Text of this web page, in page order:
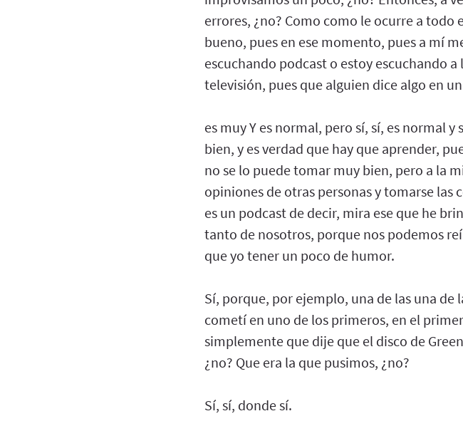
errores, ¿no? Como como le ocurre a todo
bueno, pues en ese momento, pues a mí
escuchando podcast o estoy escuchando
televisión, pues que alguien dice algo en
es muy Y es normal, pero sí, sí, es normal
bien, y es verdad que hay que aprender,
no se lo puede tomar muy bien, pero a la
opiniones de otras personas y tomarse las
es un podcast de decir, mira ese que he
tanto de nosotros, porque nos podemos
que yo tener un poco de humor.
Sí, porque, por ejemplo, una de las una de
cometí en uno de los primeros, en el
simplemente que dije que el disco de
¿no? Que era la que pusimos, ¿no?
Sí, sí, donde sí.